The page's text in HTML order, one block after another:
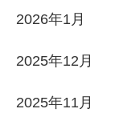
2026年1月
2025年12月
2025年11月